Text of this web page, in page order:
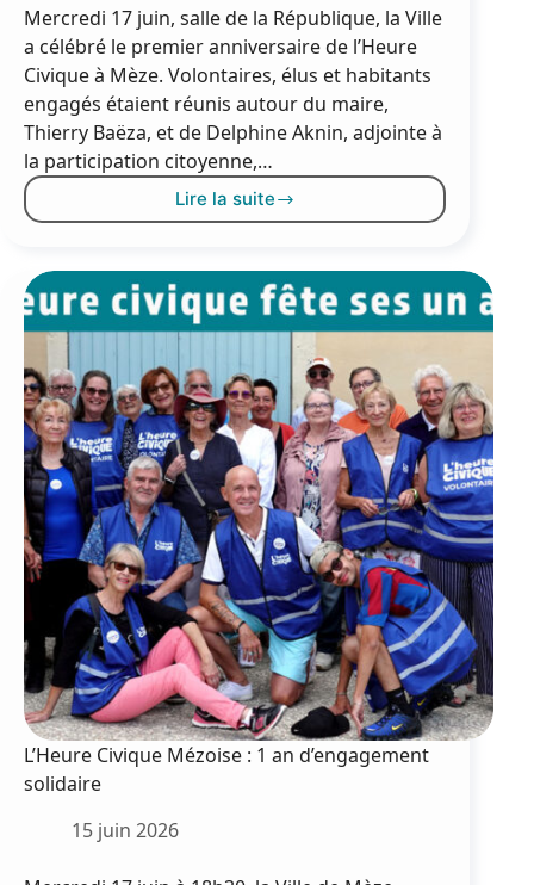
Mercredi 17 juin, salle de la République, la Ville
a célébré le premier anniversaire de l’Heure
Civique à Mèze. Volontaires, élus et habitants
engagés étaient réunis autour du maire,
Thierry Baëza, et de Delphine Aknin, adjointe à
la participation citoyenne,…
Lire la suite
L’Heure
sa
première
L’Heure Civique Mézoise : 1 an d’engagement
solidaire
15 juin 2026